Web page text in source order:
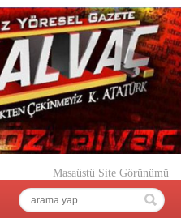
Masaüstü Site Görünümü